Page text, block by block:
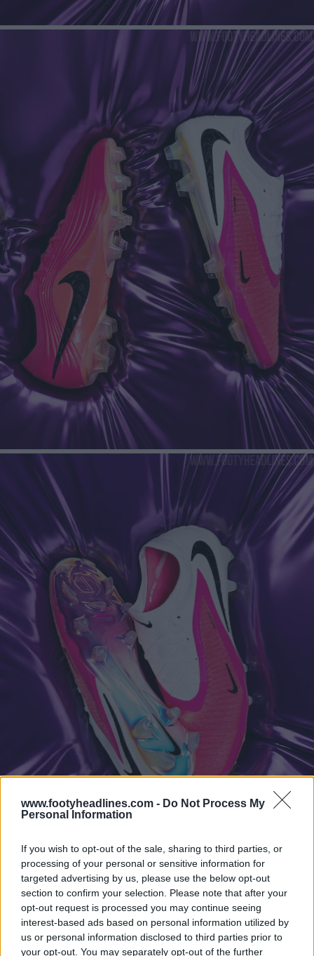
www.footyheadlines.com - Do Not Process My
Personal Information
If you wish to opt-out of the sale, sharing to third parties, or
processing of your personal or sensitive information for
targeted advertising by us, please use the below opt-out
section to confirm your selection. Please note that after your
opt-out request is processed you may continue seeing
interest-based ads based on personal information utilized by
us or personal information disclosed to third parties prior to
your opt-out. You may separately opt-out of the further